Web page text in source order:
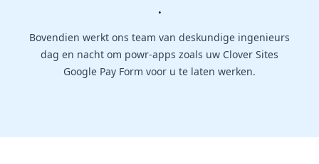
.
Bovendien werkt ons team van deskundige ingenieurs
dag en nacht om powr-apps zoals uw Clover Sites
Google Pay Form voor u te laten werken.